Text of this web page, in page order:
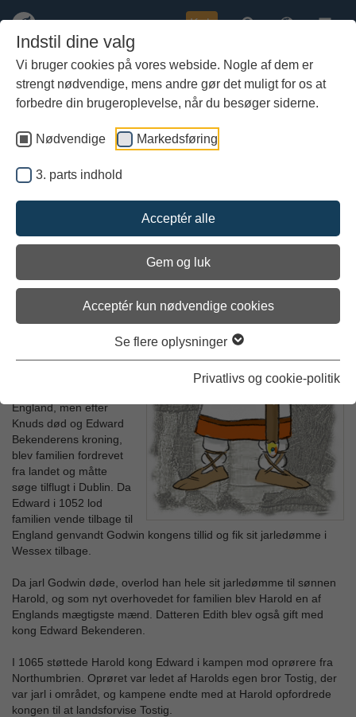
Indstil dine valg
Vi bruger cookies på vores webside. Nogle af dem er
strengt nødvendige, mens andre gør det muligt for os at
forbedre din brugeroplevelse, når du besøger siderne.
Nødvendige Markedsføring
3. parts indhold
Acceptér alle
Gem og luk
Acceptér kun nødvendige cookies
Se flere oplysninger
Privatlivs og cookie-politik
indhold
Køb
Harold Godwinson
1022-1066.
Harold (ca. 1022–1066)
var søn af jarl Godwin,
som fra begyndelsen af
en af Englands ledende
mænd.
Jarl Godwin var gift med
Ulf jarl. Ulf jarl var Knud
den Stores svoger og
Danmark. Godwin
England, men efter
Knuds død og Edward
Bekenderens kroning,
blev familien fordrevet
fra landet og måtte
søge tilflugt i Dublin. Da
Edward i 1052 lod
familien vende tilbage til
England genvandt Godwin kongens tillid og fik sit jarledømme i
Wessex tilbage.
Da jarl Godwin døde, overlod han hele sit jarledømme til sønnen
Harold, og som nyt overhovedet for familien blev Harold en af
Englands mægtigste mænd. Datteren Edith blev også gift med
kong Edward Bekenderen.
I 1065 støttede Harold kong Edward i kampen mod oprørere fra
Northumbrien. Oprøret var ledet af Harolds egen bror Tostig, der
var jarl i området, og kampene endte med at Harold opfordrede
kongen til at landsforvise Tostig.